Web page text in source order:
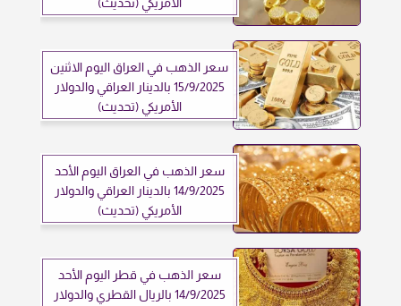
الأمريكي (تحديث)
سعر الذهب في العراق اليوم الاثنين
15/9/2025 بالدينار العراقي والدولار
الأمريكي (تحديث)
سعر الذهب في العراق اليوم الأحد
14/9/2025 بالدينار العراقي والدولار
الأمريكي (تحديث)
سعر الذهب في قطر اليوم الأحد
14/9/2025 بالريال القطري والدولار